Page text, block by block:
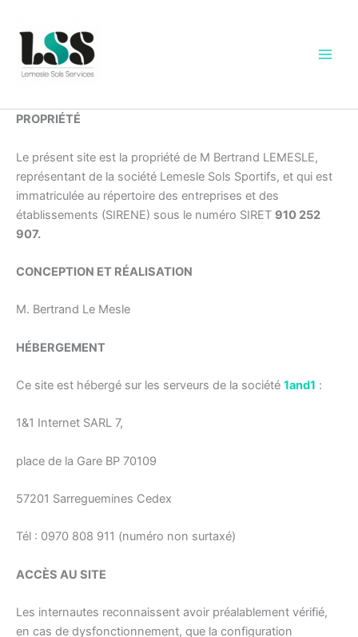
contenu
PROPRIÉTÉ
Le présent site est la propriété de M Bertrand LEMESLE,
représentant de la société Lemesle Sols Sportifs, et qui est
immatriculée au répertoire des entreprises et des
établissements (SIRENE) sous le numéro SIRET 910 252
907.
CONCEPTION ET RÉALISATION
M. Bertrand Le Mesle
HÉBERGEMENT
Ce site est hébergé sur les serveurs de la société 1and1 :
1&1 Internet SARL 7,
place de la Gare BP 70109
57201 Sarreguemines Cedex
Tél : 0970 808 911 (numéro non surtaxé)
ACCÈS AU SITE
Les internautes reconnaissent avoir préalablement vérifié,
en cas de dysfonctionnement, que la configuration